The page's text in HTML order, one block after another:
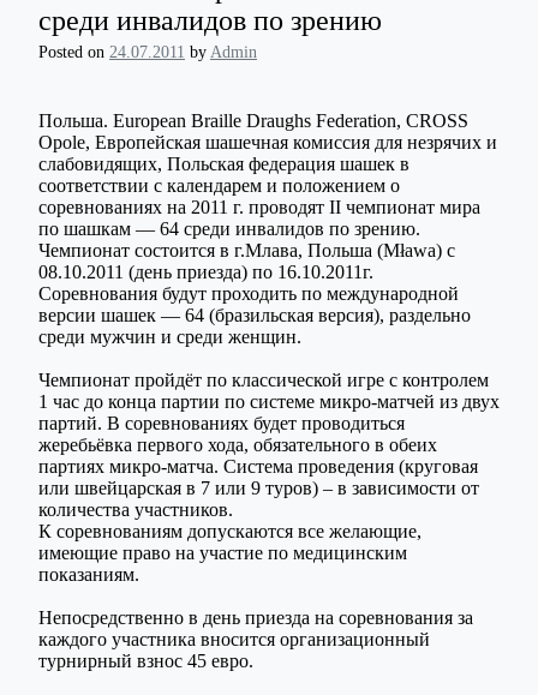
среди инвалидов по зрению
Posted on 24.07.2011 by Admin
Польша. European Braille Draughs Federation, CROSS
Opole, Европейская шашечная комиссия для незрячих и
слабовидящих, Польская федерация шашек в
соответствии с календарем и положением о
соревнованиях на 2011 г. проводят II чемпионат мира
по шашкам — 64 среди инвалидов по зрению.
Чемпионат состоится в г.Млава, Польша (Мława) c
08.10.2011 (день приезда) по 16.10.2011г.
Соревнования будут проходить по международной
версии шашек — 64 (бразильская версия), раздельно
среди мужчин и среди женщин.
Чемпионат пройдёт по классической игре с контролем
1 час до конца партии по системе микро-матчей из двух
партий. В соревнованиях будет проводиться
жеребьёвка первого хода, обязательного в обеих
партиях микро-матча. Система проведения (круговая
или швейцарская в 7 или 9 туров) – в зависимости от
количества участников.
К соревнованиям допускаются все желающие,
имеющие право на участие по медицинским
показаниям.
Непосредственно в день приезда на соревнования за
каждого участника вносится организационный
турнирный взнос 45 евро.